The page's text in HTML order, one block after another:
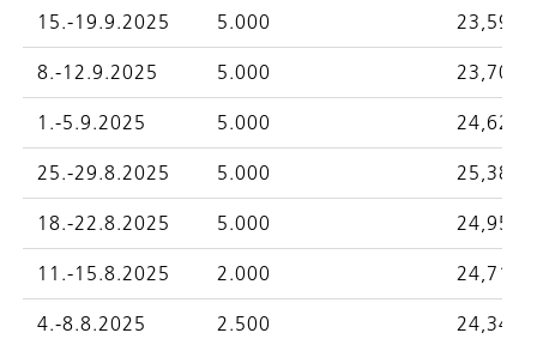
15.-19.9.2025 5.000 23,5915
8.-12.9.2025 5.000 23,7020
1.-5.9.2025 5.000 24,6284
25.-29.8.2025 5.000 25,3810
18.-22.8.2025 5.000 24,9535
11.-15.8.2025 2.000 24,7189
4.-8.8.2025 2.500 24,3449